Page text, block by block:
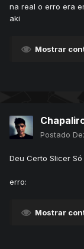
na real o erro era
aki
Mostrar
Postado
Deu Certo Slicer
erro:
Mostrar